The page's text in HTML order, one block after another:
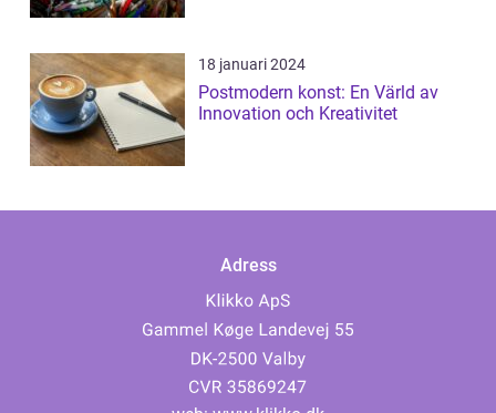
18 januari 2024
Postmodern konst: En Värld av
Innovation och Kreativitet
Adress